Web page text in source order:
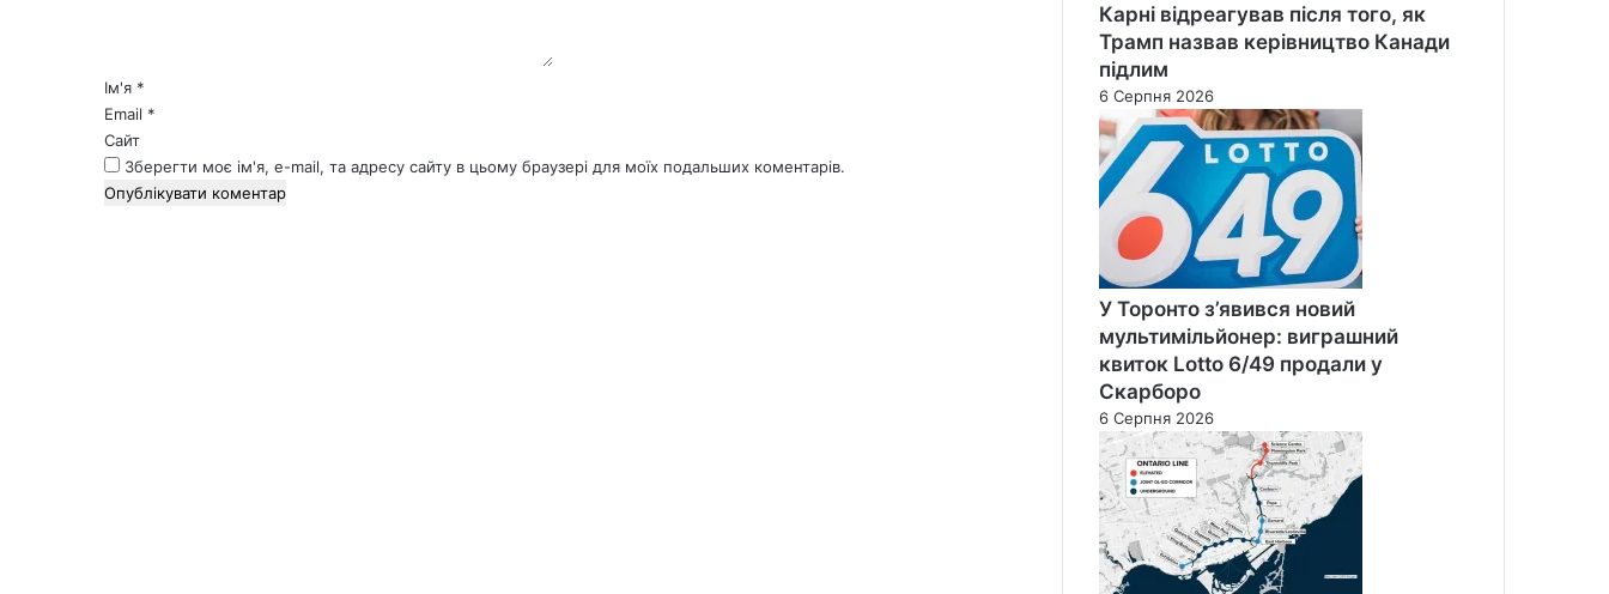
*Ім'я *
Email *
Сайт
Зберегти моє ім'я, e-mail, та адресу сайту в цьому браузері для моїх подальших коментарів.
Карні відреагував після того, як
Трамп назвав керівництво Канади
підлим
6 Серпня 2026
У Торонто з’явився новий
мультимільйонер: виграшний
квиток Lotto 6/49 продали у
Скарборо
6 Серпня 2026